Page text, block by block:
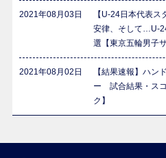
2021年08月03日
【U-24日本代表
安律、そして…U-
選【東京五輪男子
2021年08月02日
【結果速報】ハ
ー 試合結果・ス
ク】